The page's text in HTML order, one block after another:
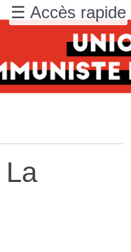
La
☰ Accès rapide